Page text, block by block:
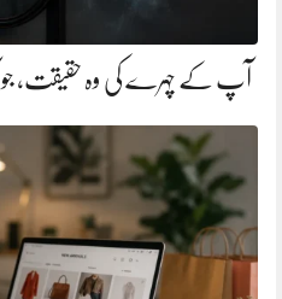
آپ کے چہرے کی وہ حقیقت، جو